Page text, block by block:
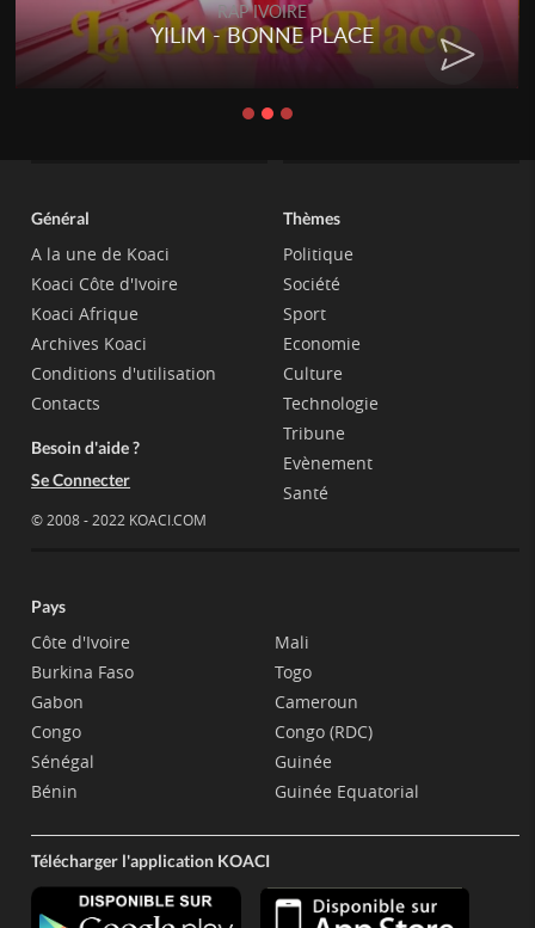
RAP IVOIRE
YILIM - BONNE PLACE
Général
A la une de Koaci
Koaci Côte d'Ivoire
Koaci Afrique
Archives Koaci
Conditions d'utilisation
Contacts
Besoin d'aide ?
Se Connecter
© 2008 - 2022 KOACI.COM
Thèmes
Politique
Société
Sport
Economie
Culture
Technologie
Tribune
Evènement
Santé
Pays
Côte d'Ivoire
Burkina Faso
Gabon
Congo
Sénégal
Bénin
Mali
Togo
Cameroun
Congo (RDC)
Guinée
Guinée Equatorial
Télécharger l'application KOACI